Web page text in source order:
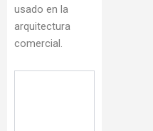
usado en la
arquitectura
comercial.